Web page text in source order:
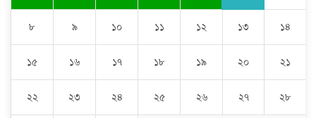
৮ ৯ ১০ ১১ ১২ ১৩ ১৪
১৫ ১৬ ১৭ ১৮ ১৯ ২০ ২১
২২ ২৩ ২৪ ২৫ ২৬ ২৭ ২৮